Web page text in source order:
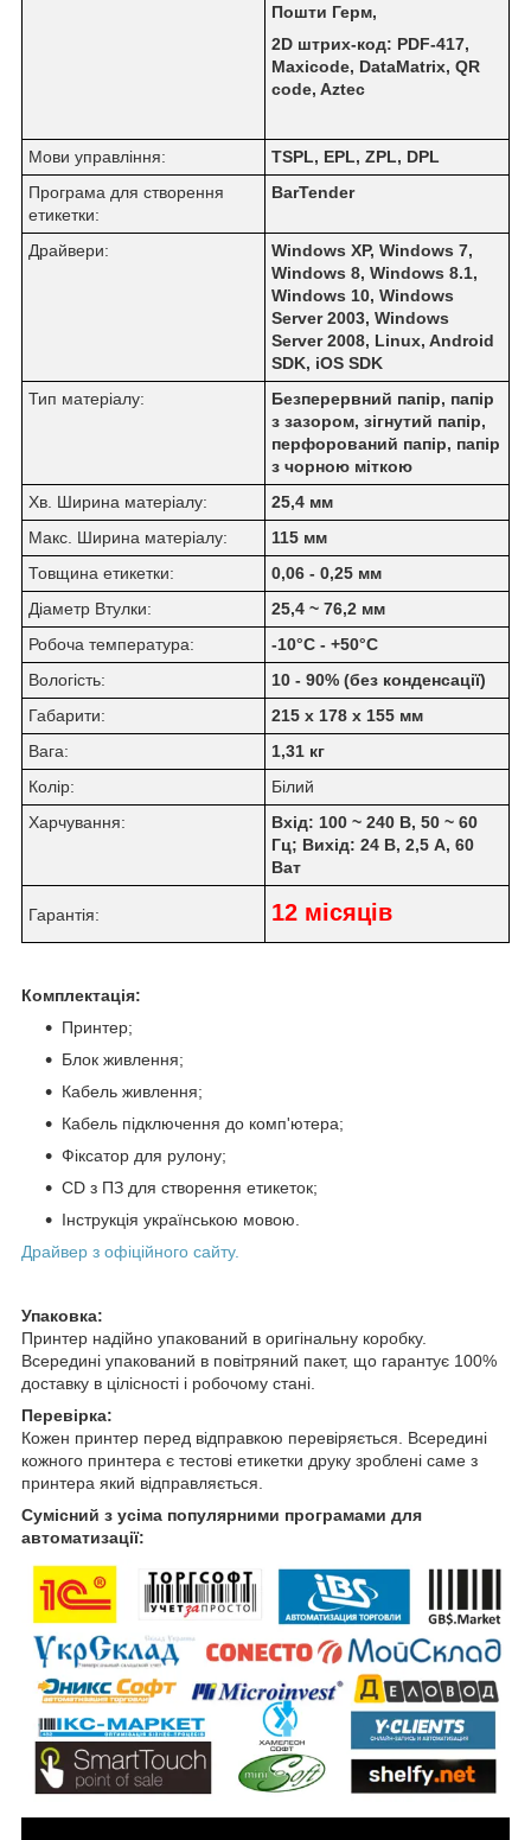
Пошти Герм,
2D штрих-код: PDF-417,
Maxicode, DataMatrix, QR
code, Aztec
Мови управління:
TSPL, EPL, ZPL, DPL
Програма для створення
етикетки:
BarTender
Драйвери:
Windows XP, Windows 7,
Windows 8, Windows 8.1,
Windows 10, Windows
Server 2003, Windows
Server 2008, Linux, Android
SDK, iOS SDK
Тип матеріалу:
Безперервний папір, папір
з зазором, зігнутий папір,
перфорований папір, папір
з чорною міткою
Хв. Ширина матеріалу:
25,4 мм
Макс. Ширина матеріалу:
115 мм
Товщина етикетки:
0,06 - 0,25 мм
Діаметр Втулки:
25,4 ~ 76,2 мм
Робоча температура:
-10°C - +50°C
Вологість:
10 - 90% (без конденсації)
Габарити:
215 х 178 х 155 мм
Вага:
1,31 кг
Колір:
Білий
Харчування:
Вхід: 100 ~ 240 В, 50 ~ 60
Гц; Вихід: 24 В, 2,5 А, 60
Ват
Гарантія: 12 місяців
Комплектація:
Принтер;
Блок живлення;
Кабель живлення;
Кабель підключення до комп'ютера;
Фіксатор для рулону;
CD з ПЗ для створення етикеток;
Інструкція українською мовою.
Драйвер з офіційного сайту.
Упаковка:
Принтер надійно упакований в оригінальну коробку.
Всередині упакований в повітряний пакет, що гарантує 100%
доставку в цілісності і робочому стані.
Перевірка:
Кожен принтер перед відправкою перевіряється. Всередині
кожного принтера є тестові етикетки друку зроблені саме з
принтера який відправляється.
Сумісний з усіма популярними програмами для
автоматизації: